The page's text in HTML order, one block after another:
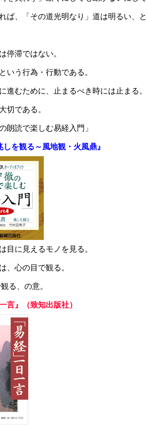
ば、「その道光明なり」道は明るい、
停滞ではない。
いう行為・行動である。
進むために、止まるべき時には止まる。
切である。
朗読で楽しむ易経入門」
しを観る～風地観・火風鼎』
目に見えるモノを見る。
、心の目で観る。
る、の意。
言』（致知出版社）